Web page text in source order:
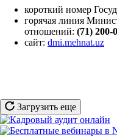
короткий номер
горячая линия
отношений: (71) 200-
сайт: dmi.mehnat.uz
Загрузить еще